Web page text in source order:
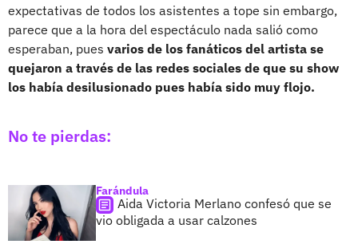
expectativas de todos los asistentes a tope sin embargo,
parece que a la hora del espectáculo nada salió como
esperaban, pues varios de los fanáticos del artista se
quejaron a través de las redes sociales de que su show
los había desilusionado pues había sido muy flojo.
No te pierdas:
Farándula
Aida Victoria Merlano confesó que se
vio obligada a usar calzones